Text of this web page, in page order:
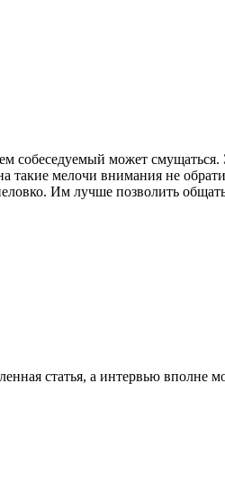
собеседуемый может
такие мелочи внимания не
Им лучше позволить
статья, а интервью вполне